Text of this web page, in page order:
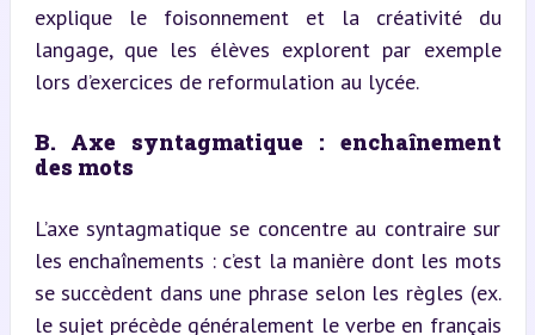
explique le foisonnement et la créativité du
langage, que les élèves explorent par exemple
lors d’exercices de reformulation au lycée.
B. Axe syntagmatique : enchaînement
des mots
L’axe syntagmatique se concentre au contraire sur
les enchaînements : c’est la manière dont les mots
se succèdent dans une phrase selon les règles (ex.
le sujet précède généralement le verbe en français